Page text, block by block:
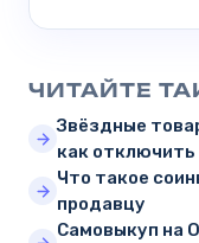
ЧИТАЙТЕ
Звёздные
как отключить
Что такое
продавцу
Самовыкуп на